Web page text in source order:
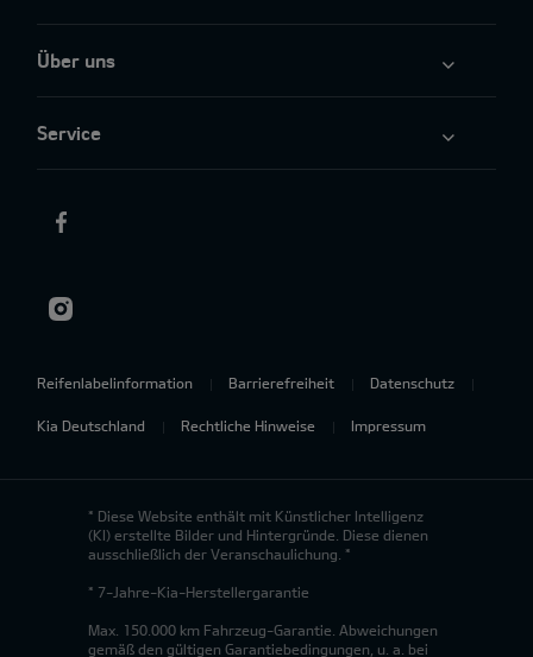
Über uns
Service
Reifenlabelinformation Barrierefreiheit Datenschutz
Kia Deutschland Rechtliche Hinweise Impressum
* Diese Website enthält mit Künstlicher Intelligenz
(KI) erstellte Bilder und Hintergründe. Diese dienen
ausschließlich der Veranschaulichung. *
* 7-Jahre-Kia-Herstellergarantie
Max. 150.000 km Fahrzeug-Garantie. Abweichungen
gemäß den gültigen Garantiebedingungen, u. a. bei